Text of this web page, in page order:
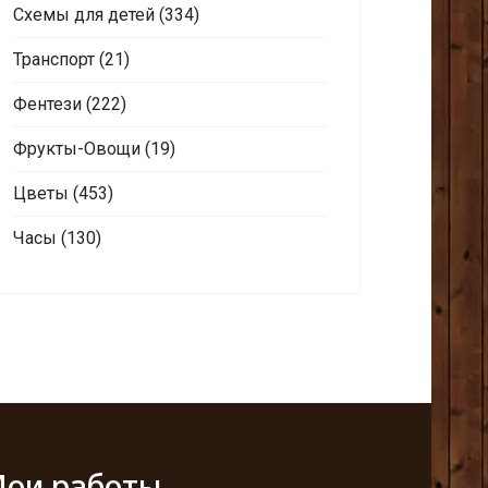
Схемы для детей (334)
Транспорт (21)
Фентези (222)
Фрукты-Овощи (19)
Цветы (453)
Часы (130)